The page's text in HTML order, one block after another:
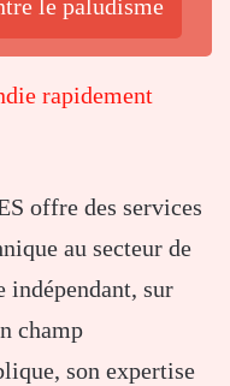
le paludisme
rapidement
offre des services
au secteur de
indépendant, sur
champ
son expertise